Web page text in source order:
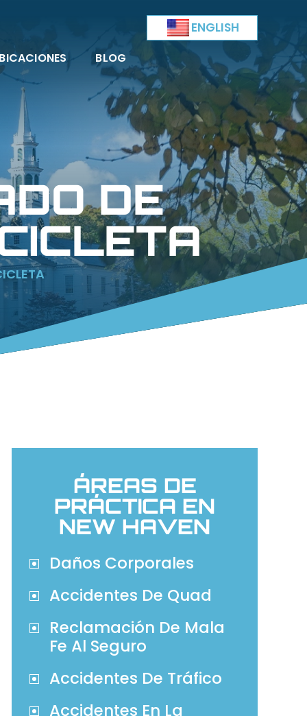
ENGLISH
BLOG
DE
ÁREAS DE
PRÁCTICA EN
NEW HAVEN
Daños Corporales
Accidentes De Quad
Reclamación De Mala
Fe Al Seguro
Accidentes De Tráfico
Accidentes En La